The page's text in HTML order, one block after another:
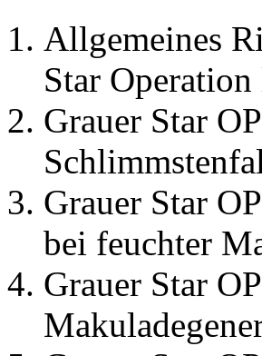
Allgemeines
Star
Grauer Star
Grauer Star
bei feuchter
Grauer Star